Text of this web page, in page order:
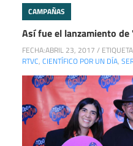
CAMPAÑAS
Así fue el lanzamiento
FECHA:ABRIL 23, 2017 /
RTVC, CIENTÍFICO POR UN DÍA,